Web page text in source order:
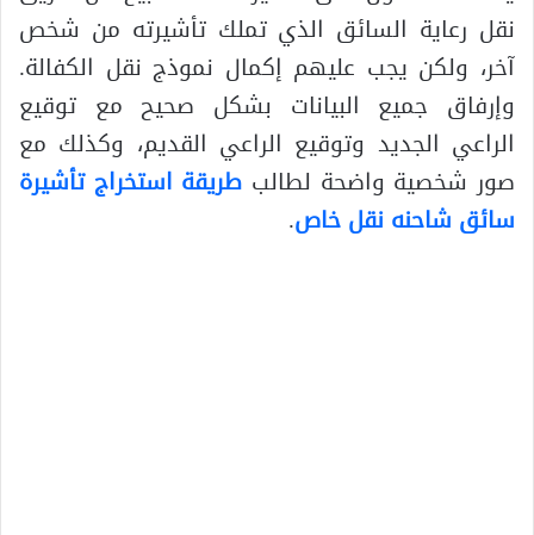
نقل رعاية السائق الذي تملك تأشيرته من شخص
آخر، ولكن يجب عليهم إكمال نموذج نقل الكفالة.
وإرفاق جميع البيانات بشكل صحيح مع توقيع
الراعي الجديد وتوقيع الراعي القديم، وكذلك مع
صور شخصية واضحة لطالب طريقة استخراج تأشيرة
سائق شاحنه نقل خاص.